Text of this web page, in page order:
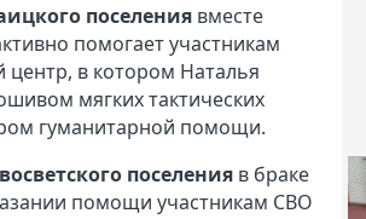
поселения вместе
помогает участникам
центр, в котором Наталья
мягких тактических
гуманитарной помощи.
поселения в браке
помощи участникам СВО